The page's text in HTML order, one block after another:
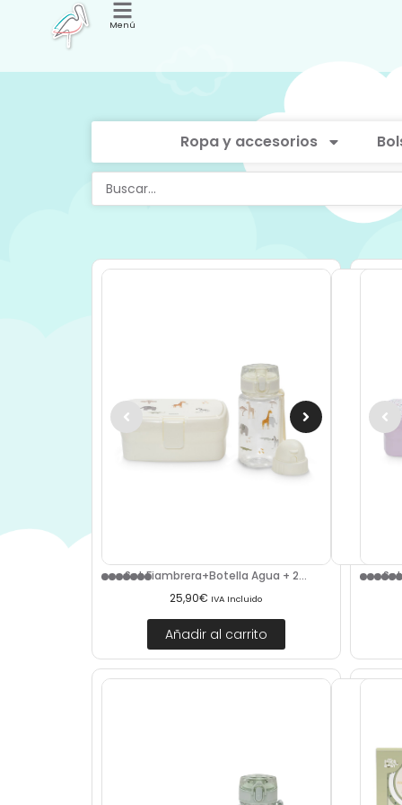
Menú
Ropa y accesorios
Set Fiambrera+Botella Agua + 2...
25,90€ IVA Incluido
Añadir al carrito